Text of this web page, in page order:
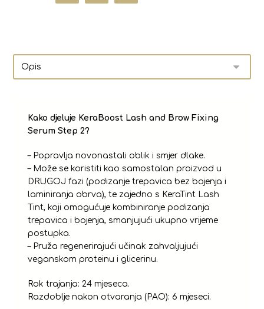
Kako djeluje KeraBoost Lash and Brow Fixing
Serum Step 2?
– Popravlja novonastali oblik i smjer dlake.
– Može se koristiti kao samostalan proizvod u
DRUGOJ fazi (podizanje trepavica bez bojenja i
laminiranja obrva), te zajedno s KeraTint Lash
Tint, koji omogućuje kombiniranje podizanja
trepavica i bojenja, smanjujući ukupno vrijeme
postupka.
– Pruža regenerirajući učinak zahvaljujući
veganskom proteinu i glicerinu.
Rok trajanja: 24 mjeseca.
Razdoblje nakon otvaranja (PAO): 6 mjeseci.